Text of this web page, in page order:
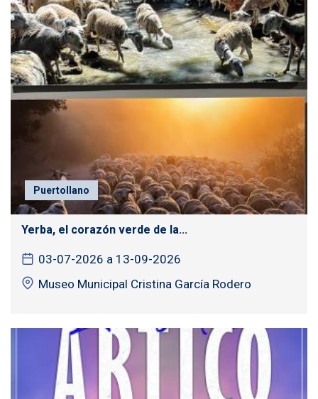
Puertollano
Yerba, el corazón verde de la...
03-07-2026 a 13-09-2026
Museo Municipal Cristina García Rodero